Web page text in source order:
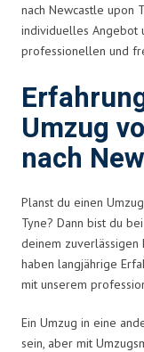
nach Newcastle upon
individuelles Angebot
professionellen und
Umzug
nach
Planst du einen
Tyne? Dann bist du
deinem zuverlässigen
haben langjährige
mit unserem
Ein Umzug in eine
sein, aber mit